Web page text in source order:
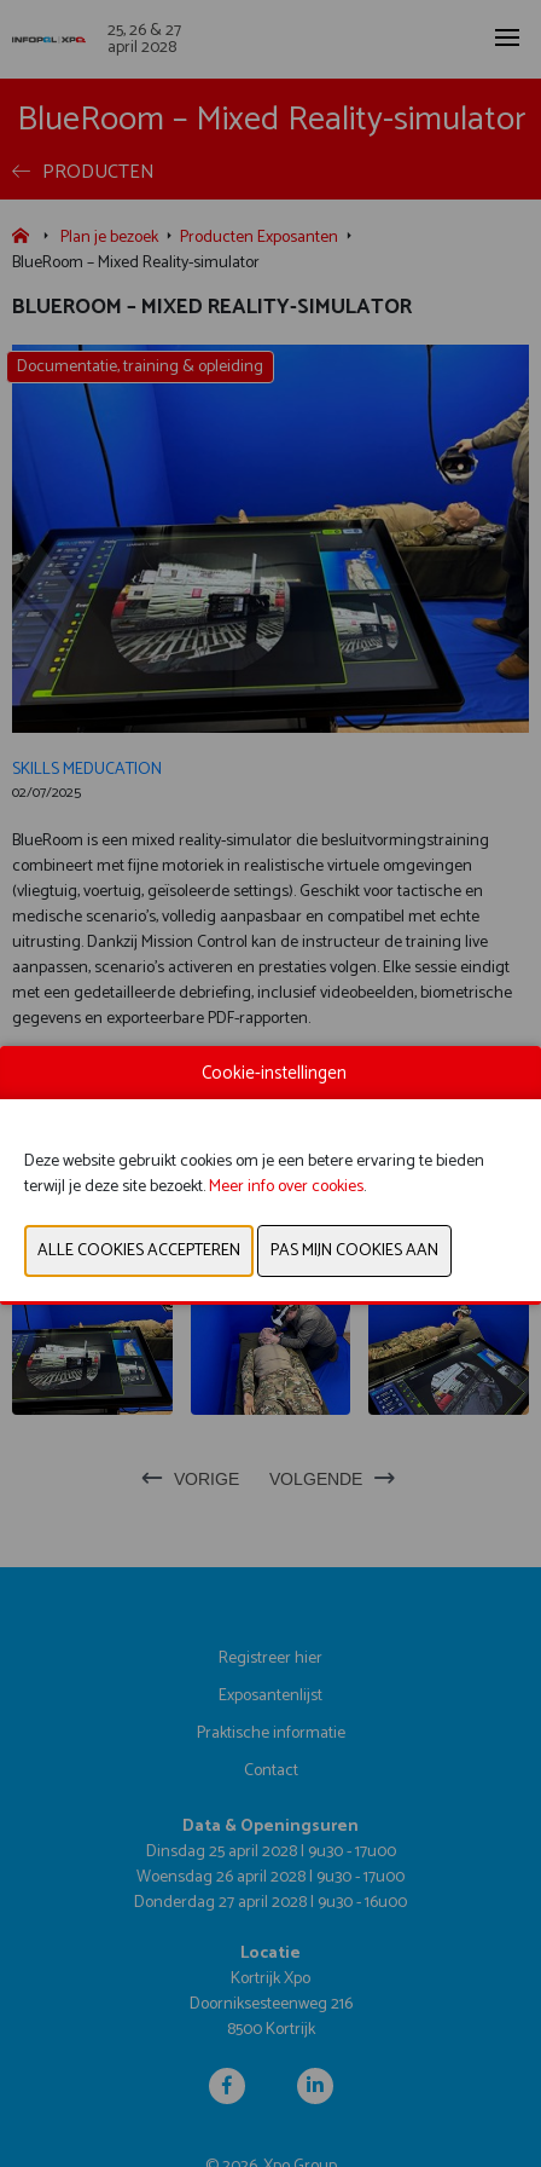
25, 26 & 27
april 2028
BlueRoom – Mixed Reality-simulator
PRODUCTEN
Plan je bezoek
Producten Exposanten
BlueRoom – Mixed Reality-simulator
BLUEROOM – MIXED REALITY-SIMULATOR
Documentatie, training & opleiding
SKILLS MEDUCATION
02/07/2025
BlueRoom is een mixed reality-simulator die besluitvormingstraining
combineert met fijne motoriek in realistische virtuele omgevingen
(vliegtuig, voertuig, geïsoleerde settings). Geschikt voor tactische en
medische scenario’s, volledig aanpasbaar en compatibel met echte
uitrusting. Dankzij Mission Control kan de instructeur de training live
aanpassen, scenario’s activeren en prestaties volgen. Elke sessie eindigt
met een gedetailleerde debriefing, inclusief videobeelden, biometrische
gegevens en exporteerbare PDF-rapporten.
Bekijk catalogus
CONTACTEER ONS
VORIGE VOLGENDE
Registreer hier
Exposantenlijst
Praktische informatie
Contact
Data & Openingsuren
Dinsdag 25 april 2028 | 9u30 - 17u00
Woensdag 26 april 2028 | 9u30 - 17u00
Donderdag 27 april 2028 | 9u30 - 16u00
Locatie
Kortrijk Xpo
Doorniksesteenweg 216
8500 Kortrijk
Cookie-instellingen
Deze website gebruikt cookies om je een betere ervaring te bieden
terwijl je deze site bezoekt.Meer info over cookies.